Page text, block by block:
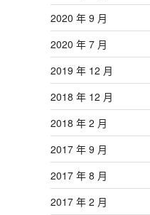
2020 年 9 月
2020 年 7 月
2019 年 12 月
2018 年 12 月
2018 年 2 月
2017 年 9 月
2017 年 8 月
2017 年 2 月